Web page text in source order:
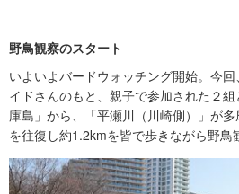
野鳥観察のスタート
いよいよバードウォッチング開始。今
イドさんのもと、親子で参加された２
庫島」から、「平瀬川（川崎側）」が
を往復し約1.2kmを皆で歩きながら野鳥